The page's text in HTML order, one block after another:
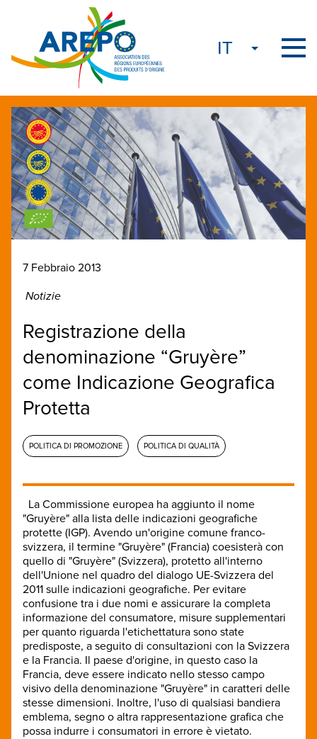
7 Febbraio 2013
Notizie
Registrazione della
denominazione “Gruyère”
come Indicazione Geografica
Protetta
POLITICA DI PROMOZIONE POLITICA DI QUALITÀ
La Commissione europea ha aggiunto il nome
"Gruyère" alla lista delle indicazioni geografiche
protette (IGP). Avendo un'origine comune franco-
svizzera, il termine "Gruyère" (Francia) coesisterà con
quello di "Gruyère" (Svizzera), protetto all'interno
dell'Unione nel quadro del dialogo UE-Svizzera del
2011 sulle indicazioni geografiche. Per evitare
confusione tra i due nomi e assicurare la completa
informazione del consumatore, misure supplementari
per quanto riguarda l'etichettatura sono state
predisposte, a seguito di consultazioni con la Svizzera
e la Francia. Il paese d'origine, in questo caso la
Francia, deve essere indicato nello stesso campo
visivo della denominazione "Gruyère" in caratteri delle
stesse dimensioni. Inoltre, l'uso di qualsiasi bandiera
emblema, segno o altra rappresentazione grafica che
possa indurre i consumatori in errore è vietato.